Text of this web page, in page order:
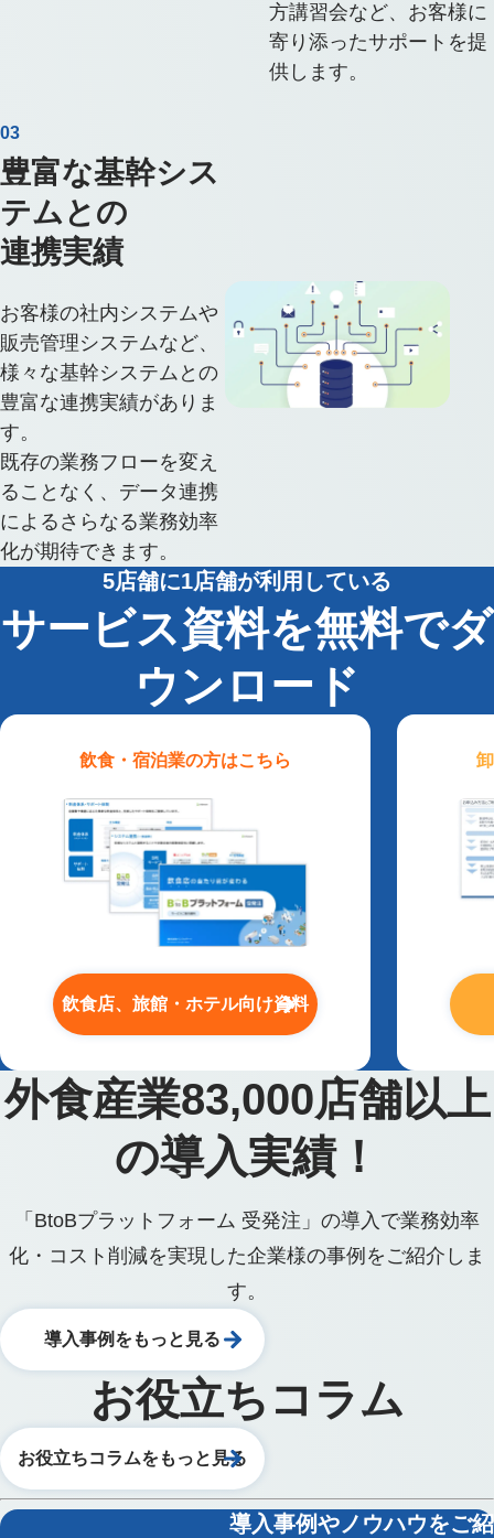
方講習会など、お客様に
寄り添ったサポートを提
供します。
03
豊富な基幹シス
テムとの
連携実績
お客様の社内システムや
販売管理システムなど、
様々な基幹システムとの
豊富な連携実績がありま
す。
既存の業務フローを変え
ることなく、データ連携
によるさらなる業務効率
化が期待できます。
5店舗に1店舗が利用している
サービス資料を無料でダ
ウンロード
飲食・宿泊業の方はこちら
飲食店、旅館・ホテル向け資料
外食産業83,000店舗以上
の導入実績！
「BtoBプラットフォーム 受発注」の導入で業務効率
化・コスト削減を実現した企業様の事例をご紹介しま
す。
導入事例をもっと見る
お役立ちコラム
お役立ちコラムをもっと見る
導入事例やノウハウをご紹